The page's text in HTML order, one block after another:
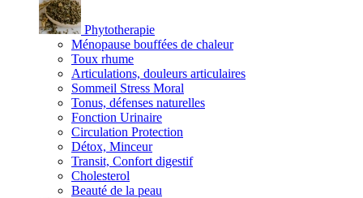
Phytotherapie
Ménopause bouffées de chaleur
Toux rhume
Articulations, douleurs articulaires
Sommeil Stress Moral
Tonus, défenses naturelles
Fonction Urinaire
Circulation Protection
Détox, Minceur
Transit, Confort digestif
Cholesterol
Beauté de la peau